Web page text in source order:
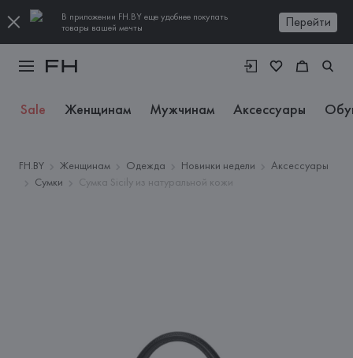
В приложении FH.BY еще удобнее покупать
товары вашей мечты
Перейти
Sale Женщинам Мужчинам Аксессуары
FH.BY Женщинам Одежда Новинки недели
Аксессуары
Сумки
Сумка Sicily из натуральной кожи